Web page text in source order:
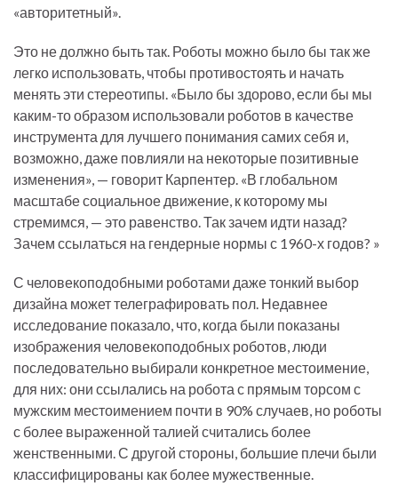
«авторитетный».
Это не должно быть так. Роботы можно было бы так же
легко использовать, чтобы противостоять и начать
менять эти стереотипы. «Было бы здорово, если бы мы
каким-то образом использовали роботов в качестве
инструмента для лучшего понимания самих себя и,
возможно, даже повлияли на некоторые позитивные
изменения», — говорит Карпентер. «В глобальном
масштабе социальное движение, к которому мы
стремимся, — это равенство. Так зачем идти назад?
Зачем ссылаться на гендерные нормы с 1960-х годов? »
С человекоподобными роботами даже тонкий выбор
дизайна может телеграфировать пол. Недавнее
исследование показало, что, когда были показаны
изображения человекоподобных роботов, люди
последовательно выбирали конкретное местоимение,
для них: они ссылались на робота с прямым торсом с
мужским местоимением почти в 90% случаев, но роботы
с более выраженной талией считались более
женственными. С другой стороны, большие плечи были
классифицированы как более мужественные.